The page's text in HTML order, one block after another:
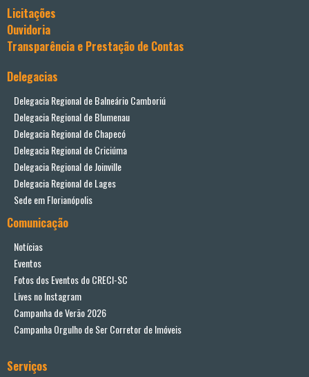
Licitações
Ouvidoria
Transparência e Prestação de Contas
Delegacias
Delegacia Regional de Balneário Camboriú
Delegacia Regional de Blumenau
Delegacia Regional de Chapecó
Delegacia Regional de Criciúma
Delegacia Regional de Joinville
Delegacia Regional de Lages
Sede em Florianópolis
Comunicação
Notícias
Eventos
Fotos dos Eventos do CRECI-SC
Lives no Instagram
Campanha de Verão 2026
Campanha Orgulho de Ser Corretor de Imóveis
Serviços